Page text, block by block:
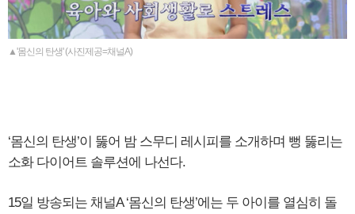
▲'몸신의 탄생' (사진제공=채널A)
‘몸신의 탄생’이 뚫어 밤 스무디 레시피를 소개하며 뻥 뚫리는
소화 다이어트 솔루션에 나선다.
15일 방송되는 채널A ‘몸신의 탄생’에는 두 아이를 열심히 돌